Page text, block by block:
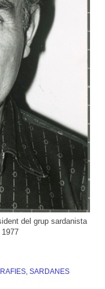
del grup sardanista
, SARDANES